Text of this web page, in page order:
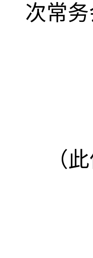
次常
（